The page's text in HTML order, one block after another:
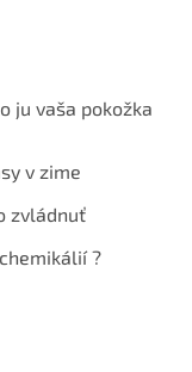
ju vaša pokožka
v zime
zvládnuť
?